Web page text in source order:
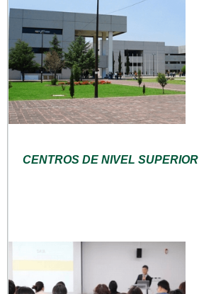
CENTROS DE NIVEL SUPERIOR